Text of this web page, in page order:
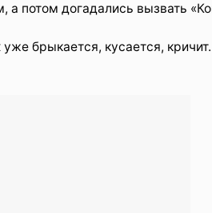
потом догадались вызвать
брыкается, кусается, кричит.